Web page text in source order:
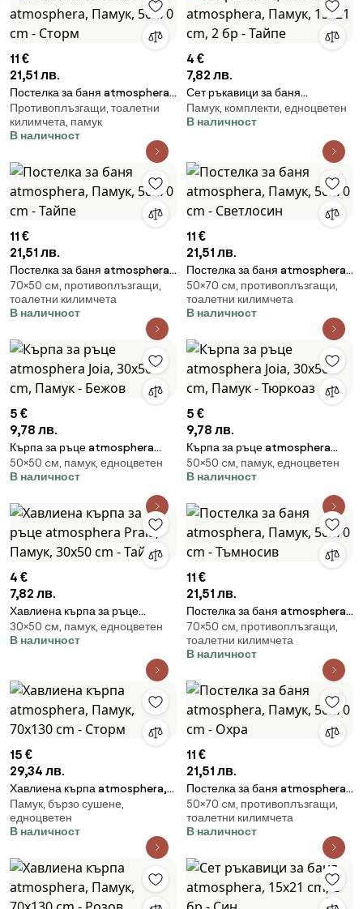
11 €
21,51 лв.
Постелка за баня atmosphera,
Памук, 50x70 cm - Сторм
Противоплъзгащи, тоалетни
килимчета, памук
В наличност
4 €
7,82 лв.
Сет ръкавици за баня
atmosphera, Памук, 15x21 cm, 2
бр - Тайпе
Памук, комплекти, едноцветен
В наличност
11 €
21,51 лв.
Постелка за баня atmosphera,
Памук, 50x70 cm - Тайпе
70×50 cм, противоплъзгащи,
тоалетни килимчета
В наличност
11 €
21,51 лв.
Постелка за баня atmosphera,
Памук, 50x70 cm - Светлосин
50×70 cм, противоплъзгащи,
тоалетни килимчета
В наличност
5 €
9,78 лв.
Кърпа за ръце atmosphera
Joia, 30x50 cm, Памук - Бежов
50×50 cм, памук, едноцветен
В наличност
5 €
9,78 лв.
Кърпа за ръце atmosphera
Joia, 30x50 cm, Памук -
Тюркоаз
50×50 cм, памук, едноцветен
В наличност
4 €
7,82 лв.
Хавлиена кърпа за ръце
atmosphera Praia, Памук,
30x50 cm - Тайпе
30×50 cм, памук, едноцветен
В наличност
11 €
21,51 лв.
Постелка за баня atmosphera,
Памук, 50x70 cm - Тъмносив
70×50 cм, противоплъзгащи,
тоалетни килимчета
В наличност
15 €
29,34 лв.
Хавлиена кърпа atmosphera,
Памук, 70x130 cm - Сторм
Памук, бързо сушене,
едноцветен
В наличност
11 €
21,51 лв.
Постелка за баня atmosphera,
Памук, 50x70 cm - Охра
50×70 cм, противоплъзгащи,
тоалетни килимчета
В наличност